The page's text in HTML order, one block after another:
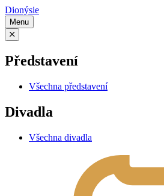
Dionýsie
Menu
Představení
Všechna představení
Divadla
Všechna divadla